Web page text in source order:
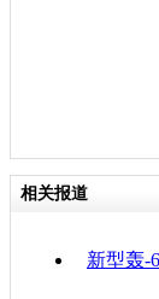
相关报道
新型轰-